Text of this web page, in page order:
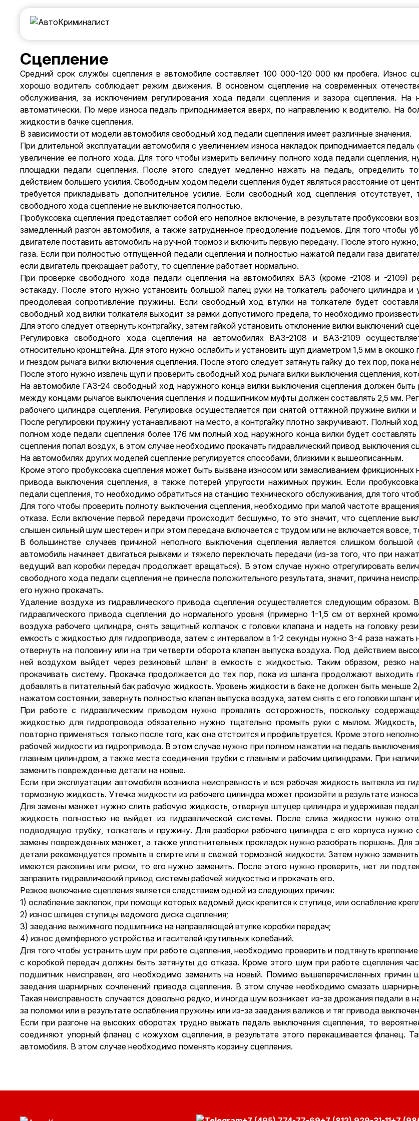
Сцепление
Средний срок службы сцепления в автомобиле составляет 100 000-120 000 км пробега. Износ
хорошо водитель соблюдает режим движения. В основном сцепление на современных
обслуживания, за исключением регулирования хода педали сцепления и зазора сцепления. На
автоматически. По мере износа педаль приподнимается вверх, по направлению к водителю. На
жидкости в бачке сцепления.
В зависимости от модели автомобиля свободный ход педали сцепления имеет различные значения.
При длительной эксплуатации автомобиля с увеличением износа накладок приподнимается
увеличение ее полного хода. Для того чтобы измерить величину полного хода педали сцепления,
площадки педали сцепления. После этого следует медленно нажать на педаль, определить
действием большего усилия. Свободным ходом педели сцепления будет являться расстояние от
требуется прикладывать дополнительное усилие. Если свободный ход сцепления
свободного хода сцепление не выключается полностью.
Пробуксовка сцепления представляет собой его неполное включение, в результате пробуксовки
замедленный разгон автомобиля, а также затрудненное преодоление подъемов. Для того чтобы
двигателе поставить автомобиль на ручной тормоз и включить первую передачу. После этого
газа. Если при полностью отпущенной педали сцепления и полностью нажатой педали газа
если двигатель прекращает работу, то сцепление работает нормально.
При проверке свободного хода педали сцепления на автомобилях ВАЗ (кроме -2108 и -2109)
эстакаду. После этого нужно установить большой палец руки на толкатель рабочего цилиндра
преодолевая сопротивление пружины. Если свободный ход втулки на толкателе будет
свободный ход вилки толкателя выходит за рамки допустимого предела, то необходимо
Для этого следует отвернуть контргайку, затем гайкой установить отклонение вилки выключений
Регулировка свободного хода сцепления на автомобилях ВАЗ-2108 и ВАЗ-2109
относительно кронштейна. Для этого нужно ослабить и установить щуп диаметром 1,5 мм в
и гнездом рычага вилки включения сцепления. После этого следует затянуть гайку до тех пор,
После этого нужно извлечь щуп и проверить свободный ход рычага вилки выключения сцепления,
На автомобиле ГАЗ-24 свободный ход наружного конца вилки выключения сцепления должен
между концами рычагов выключения сцепления и подшипником муфты должен составлять 2,5 мм.
рабочего цилиндра сцепления. Регулировка осуществляется при снятой оттяжной пружине вилки
После регулировки пружину устанавливают на место, а контргайку плотно закручивают. Полный
полном ходе педали сцепления более 176 мм полный ход наружного конца вилки будет
сцепления попал воздух, в этом случае необходимо прокачать гидравлический привод выключения
На автомобилях других моделей сцепление регулируется способами, близкими к вышеописанным.
Кроме этого пробуксовка сцепления может быть вызвана износом или замасливанием фрикционных
привода выключения сцепления, а также потерей упругости нажимных пружин. Если
педали сцепления, то необходимо обратиться на станцию технического обслуживания, для того
Для того чтобы проверить полноту выключения сцепления, необходимо при малой частоте
отказа. Если включение первой передачи происходит бесшумно, то это значит, что сцепление
слышен сильный шум шестерен и при этом передача включается с трудом или не включается вовсе,
В большинстве случаев причиной неполного выключения сцепления является слишком
автомобиль начинает двигаться рывками и тяжело переключать передачи (из-за того, что при
ведущий вал коробки передач продолжает вращаться). В этом случае нужно отрегулировать
свободного хода педали сцепления не принесла положительного результата, значит, причина
его нужно прокачать.
Удаление воздуха из гидравлического привода сцепления осуществляется следующим
гидравлического привода сцепления до нормального уровня (примерно 1-1,5 см от верхней
воздуха рабочего цилиндра, снять защитный колпачок с головки клапана и надеть на головку
емкость с жидкостью для гидропривода, затем с интервалом в 1-2 секунды нужно 3-4 раза нажать
отвернуть на половину или на три четверти оборота клапан выпуска воздуха. Под действием
ней воздухом выйдет через резиновый шланг в емкость с жидкостью. Таким образом, резко
прокачивать систему. Прокачка продолжается до тех пор, пока из шланга продолжают выходить
добавлять в питательный бак рабочую жидкость. Уровень жидкости в баке не должен быть меньше
нажатом состоянии, завернуть полностью клапан выпуска воздуха, затем снять с его головки шланг
При работе с гидравлическим приводом нужно проявлять осторожность, поскольку
жидкостью для гидропровода обязательно нужно тщательно промыть руки с мылом. Жидкость,
повторно применяться только после того, как она отстоится и профильтруется. Кроме этого
рабочей жидкости из гидропривода. В этом случае нужно при полном нажатии на педаль
главным цилиндром, а также места соединения трубки с главным и рабочим цилиндрами. При
заменить поврежденные детали на новые.
Если при эксплуатации автомобиля возникла неисправность и вся рабочая жидкость вытекла из
тормозную жидкость. Утечка жидкости из рабочего цилиндра может произойти в результате
Для замены манжет нужно слить рабочую жидкость, отвернув штуцер цилиндра и удерживая
жидкость полностью не выйдет из гидравлической системы. После слива жидкости нужно
подводящую трубку, толкатель и пружину. Для разборки рабочего цилиндра с его корпуса
замены поврежденных манжет, а также уплотнительных прокладок нужно разобрать поршень. Для
детали рекомендуется промыть в спирте или в свежей тормозной жидкости. Затем нужно
имеются раковины или риски, то его нужно заменить. После этого нужно проверить, нет ли
заправить гидравлический привод системы рабочей жидкостью и прокачать его.
Резкое включение сцепления является следствием одной из следующих причин:
1) ослабление заклепок, при помощи которых ведомый диск крепится к ступице, или ослабление
2) износ шлицев ступицы ведомого диска сцепления;
3) заедание выжимного подшипника на направляющей втулке коробки передач;
4) износ демпферного устройства и гасителей крутильных колебаний.
Для того чтобы устранить шум при работе сцепления, необходимо проверить и подтянуть
с коробкой передач должны быть затянуты до отказа. Кроме этого шум при работе сцепления
подшипник неисправен, его необходимо заменить на новый. Помимо вышеперечисленных
заедания шарнирных сочленений привода сцепления. В этом случае необходимо смазать
Такая неисправность случается довольно редко, и иногда шум возникает из-за дрожания педали в
за поломки или в результате ослабления пружины или из-за заедания валиков и тяг привода
Если при разгоне на высоких оборотах трудно выжать педаль выключения сцепления, то
соединяют упорный фланец с кожухом сцепления, в результате этого перекашивается фланец.
автомобиля. В этом случае необходимо поменять корзину сцепления.